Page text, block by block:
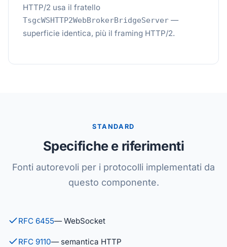
HTTP/2 usa il fratello
TsgcWSHTTP2WebBrokerBridgeServer —
superficie identica, più il framing HTTP/2.
STANDARD
Specifiche e riferimenti
Fonti autorevoli per i protocolli implementati da
questo componente.
RFC 6455— WebSocket
RFC 9110— semantica HTTP